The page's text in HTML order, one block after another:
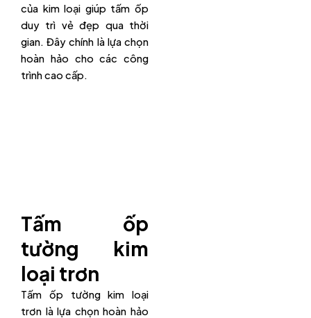
của kim loại giúp tấm ốp
duy trì vẻ đẹp qua thời
gian. Đây chính là lựa chọn
hoàn hảo cho các công
trình cao cấp.
Tấm ốp
tường kim
loại trơn
Tấm ốp tường kim loại
trơn là lựa chọn hoàn hảo